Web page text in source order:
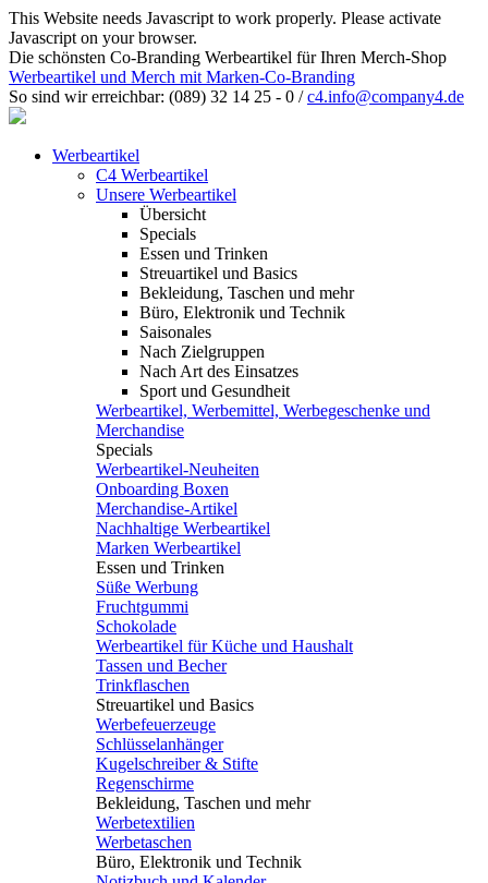
This Website needs Javascript to work properly. Please activate
Javascript on your browser.
Die schönsten Co-Branding Werbeartikel für Ihren Merch-Shop
Werbeartikel und Merch mit Marken-Co-Branding
So sind wir erreichbar: (089) 32 14 25 - 0 /c4.info@company4.de
Werbeartikel
C4 Werbeartikel
Unsere Werbeartikel
Übersicht
Specials
Essen und Trinken
Streuartikel und Basics
Bekleidung, Taschen und mehr
Büro, Elektronik und Technik
Saisonales
Nach Zielgruppen
Nach Art des Einsatzes
Sport und Gesundheit
Werbeartikel, Werbemittel, Werbegeschenke und
Merchandise
Specials
Werbeartikel-Neuheiten
Onboarding Boxen
Merchandise-Artikel
Nachhaltige Werbeartikel
Marken Werbeartikel
Essen und Trinken
Süße Werbung
Fruchtgummi
Schokolade
Werbeartikel für Küche und Haushalt
Tassen und Becher
Trinkflaschen
Streuartikel und Basics
Werbefeuerzeuge
Schlüsselanhänger
Kugelschreiber & Stifte
Regenschirme
Bekleidung, Taschen und mehr
Werbetextilien
Werbetaschen
Büro, Elektronik und Technik